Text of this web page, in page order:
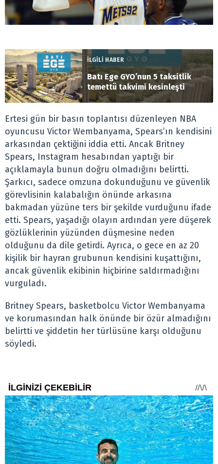
İLGİLİ HABER
Batı Ege GYO’nun 5 taksitlik
temettü takvimi kesinleşti
Ertesi gün bir basın toplantısı düzenleyen NBA
oyuncusu Victor Wembanyama, Spears’ın kendisini
arkasından çektiğini iddia etti. Ancak Britney
Spears, Instagram hesabından yaptığı bir
açıklamayla bunun doğru olmadığını belirtti.
Şarkıcı, sadece omzuna dokunduğunu ve güvenlik
görevlisinin kalabalığın önünde arkasına
bakmadan yüzüne ters bir şekilde vurduğunu ifade
etti. Spears, yaşadığı olayın ardından yere düşerek
gözlüklerinin yüzünden düşmesine neden
olduğunu da dile getirdi. Ayrıca, o gece en az 20
kişilik bir hayran grubunun kendisini kuşattığını,
ancak güvenlik ekibinin hiçbirine saldırmadığını
vurguladı.
Britney Spears, basketbolcu Victor Wembanyama
ve korumasından halk önünde bir özür almadığını
belirtti ve şiddetin her türlüsüne karşı olduğunu
söyledi.